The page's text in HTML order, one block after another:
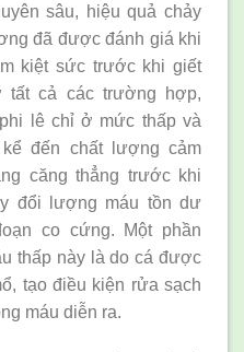
sâu, hiệu quả chảy
đã được đánh giá khi
kiệt sức trước khi giết
tất cả các trường hợp,
lê chỉ ở mức thấp và
đến chất lượng cảm
căng thẳng trước khi
đổi lượng máu tồn dư
co cứng. Một phần
thấp này là do cá được
tạo điều kiện rửa sạch
máu diễn ra.